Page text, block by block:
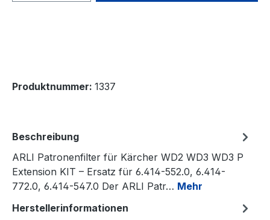
Produktnummer: 1337
Beschreibung
ARLI Patronenfilter für Kärcher WD2 WD3 WD3 P
Extension KIT – Ersatz für 6.414-552.0, 6.414-
772.0, 6.414-547.0 Der ARLI Patr… Mehr
Herstellerinformationen